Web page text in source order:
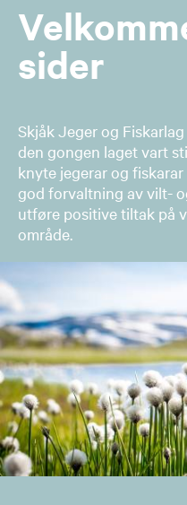
sider
Skjåk Jeger og
den gongen laget vart
knyte jegerar og
god forvaltning av vilt-
utføre positive tiltak på
område.​